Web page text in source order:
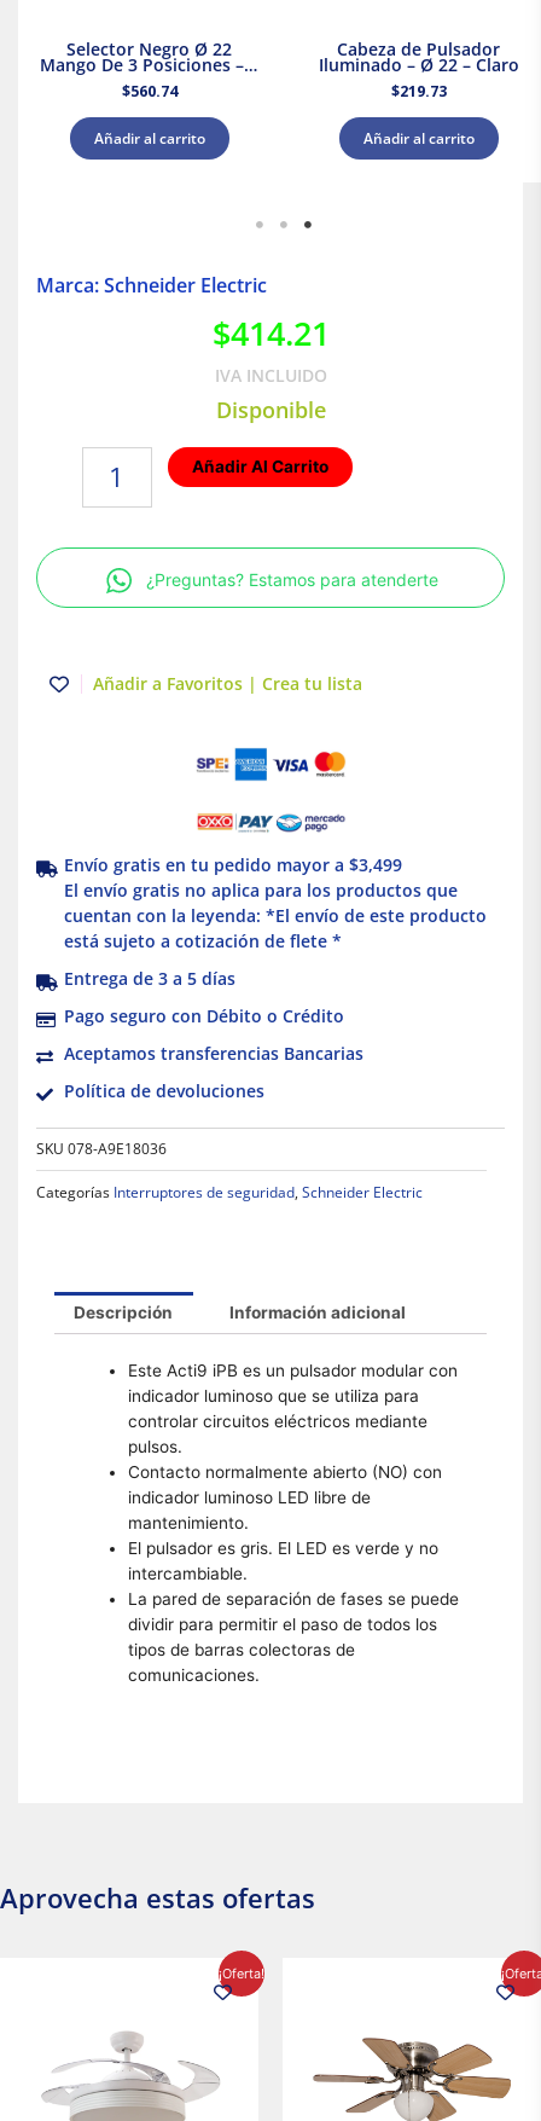
Selector Negro Ø 22
Mango De 3 Posiciones – 2
Na
$560.74
Añadir al carrito
Cabeza de Pulsador
Iluminado – Ø 22 – Claro
$219.73
Añadir al carrito
Marca: Schneider Electric
$414.21
IVA INCLUIDO
Disponible
1NO
Indicador
Luminoso
Electric
Añadir Al Carrito
¿Preguntas? Estamos para atenderte
Añadir a Favoritos | Crea tu lista
Envío gratis en tu pedido mayor a $3,499
El envío gratis no aplica para los productos que
cuentan con la leyenda: *El envío de este producto
está sujeto a cotización de flete *
Entrega de 3 a 5 días
Pago seguro con Débito o Crédito
Aceptamos transferencias Bancarias
Política de devoluciones
SKU 078-A9E18036
Categorías Interruptores de seguridad, Schneider Electric
Descripción Información adicional
Este Acti9 iPB es un pulsador modular con
indicador luminoso que se utiliza para
controlar circuitos eléctricos mediante
pulsos.
Contacto normalmente abierto (NO) con
indicador luminoso LED libre de
mantenimiento.
El pulsador es gris. El LED es verde y no
intercambiable.
La pared de separación de fases se puede
dividir para permitir el paso de todos los
tipos de barras colectoras de
comunicaciones.
Aprovecha estas ofertas
¡Oferta!
$2,986.97.
precio
actual
$1,450.23.
precio
actual